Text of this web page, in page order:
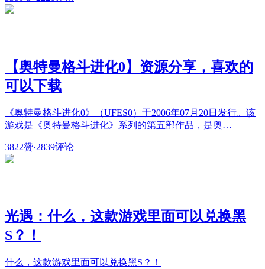
【奥特曼格斗进化0】资源分享，喜欢的
可以下载
《奥特曼格斗进化0》（UFES0）于2006年07月20日发行。该
游戏是《奥特曼格斗进化》系列的第五部作品，是奥…
3822赞·2839评论
光遇：什么，这款游戏里面可以兑换黑
S？！
什么，这款游戏里面可以兑换黑S？！